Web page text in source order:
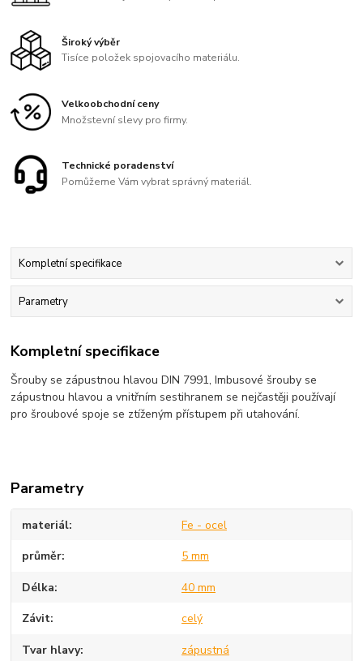
Široký výběr
Tisíce položek spojovacího materiálu.
Velkoobchodní ceny
Množstevní slevy pro firmy.
Technické poradenství
Pomůžeme Vám vybrat správný materiál.
Kompletní specifikace
Parametry
Kompletní specifikace
Šrouby se zápustnou hlavou DIN 7991, Imbusové šrouby se
zápustnou hlavou a vnitřním sestihranem se nejčastěji používají
pro šroubové spoje se ztíženým přístupem při utahování.
Parametry
materiál Fe - ocel
průměr 5 mm
Délka 40 mm
Závit celý
Tvar hlavy zápustná